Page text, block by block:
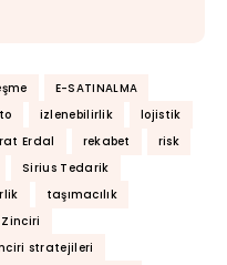
E-SATINALMA
izlenebilirlik
lojistik
Erdal rekabet
risk
Sirius Tedarik
taşımacılık
stratejileri